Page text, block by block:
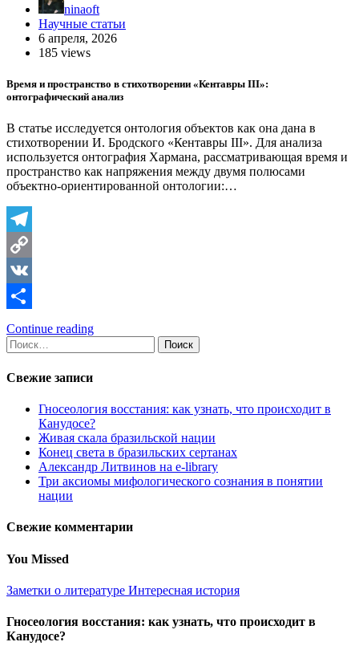
ninaoft
Научные статьи
6 апреля, 2026
185 views
Время и пространство в стихотворении «Кентавры III»:
онтографический анализ
В статье исследуется онтология объектов как она дана в
стихотворении И. Бродского «Кентавры III». Для анализа
используется онтография Хармана, рассматривающая время и
пространство как напряжения между двумя полюсами
объектно-ориентированной онтологии:…
Telegram
Copy
Link
VK
Отправить
Continue reading
Найти:
Свежие записи
Гносеология восстания: как узнать, что происходит в
Канудосе?
Живая скала бразильской нации
Конец света в бразильских сертанах
Александр Литвинов на e-library
Три аксиомы мифологического сознания в понятии
нации
Свежие комментарии
You Missed
Заметки о литературе Интересная история
Гносеология восстания: как узнать, что происходит в
Канудосе?